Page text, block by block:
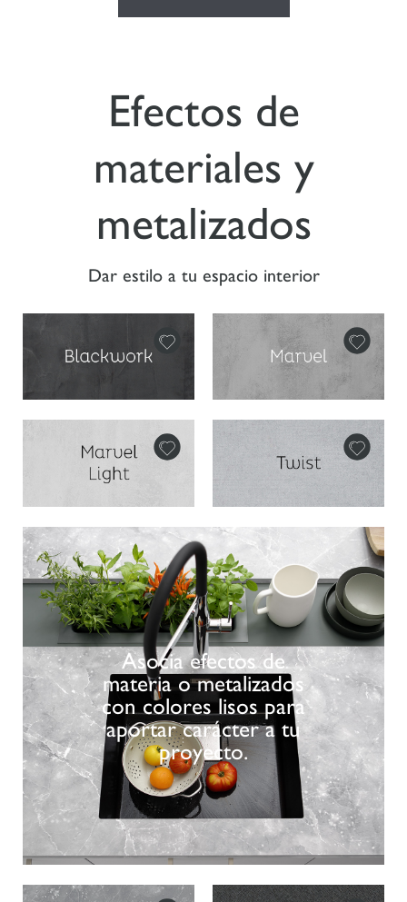
Efectos de
materiales y
metalizados
Dar estilo a tu espacio interior
Asocia efectos de
materia o metalizados
con colores lisos para
aportar carácter a tu
proyecto.